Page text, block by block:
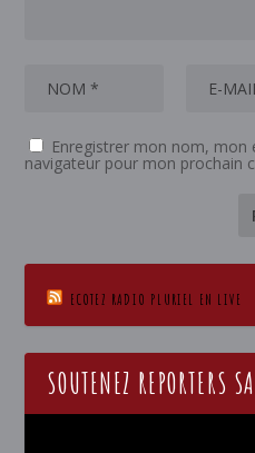
Enregistrer mon nom, mon
navigateur pour mon prochain
ECOTEZ RADIO PLURIEL EN LIVE
SOUTENEZ REPORTERS